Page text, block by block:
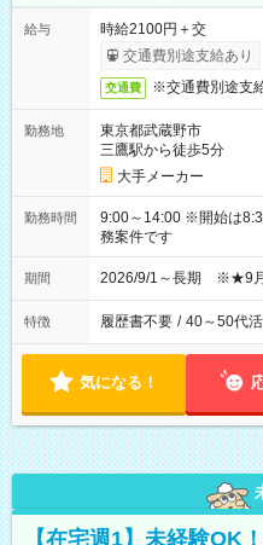
給与
時給2100円＋交
交通費別途支給あり
交通費 ※交通費別途支
勤務地
東京都武蔵野市
三鷹駅から徒歩5分
大手メーカー
勤務時間
9:00～14:00 ※開始は
務案件です
期間 2026/9/1～長期 ※★9月
特徴 履歴書不要 / 40～50代
気になる！
【在宅週1】未経験OK